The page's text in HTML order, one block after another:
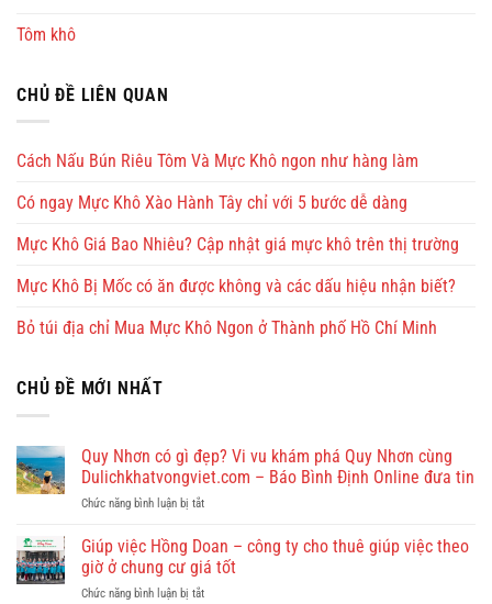
Tôm khô
CHỦ ĐỀ LIÊN QUAN
Cách Nấu Bún Riêu Tôm Và Mực Khô ngon như hàng làm
Có ngay Mực Khô Xào Hành Tây chỉ với 5 bước dễ dàng
Mực Khô Giá Bao Nhiêu? Cập nhật giá mực khô trên thị trường
Mực Khô Bị Mốc có ăn được không và các dấu hiệu nhận biết?
Bỏ túi địa chỉ Mua Mực Khô Ngon ở Thành phố Hồ Chí Minh
CHỦ ĐỀ MỚI NHẤT
Quy Nhơn có gì đẹp? Vi vu khám phá Quy Nhơn cùng
Dulichkhatvongviet.com – Báo Bình Định Online đưa tin
Chức năng bình luận bị tắtở
Nhơn
có
gì
đẹp?
Giúp việc Hồng Doan – công ty cho thuê giúp việc theo
giờ ở chung cư giá tốt
Chức năng bình luận bị tắtở